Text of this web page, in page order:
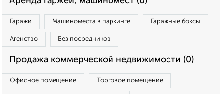
Гаражи Машиноместа в паркинге Гаражные боксы
Агенство Без посредников
Продажа коммерческой недвижимости (0)
Офисное помещение Торговое помещение